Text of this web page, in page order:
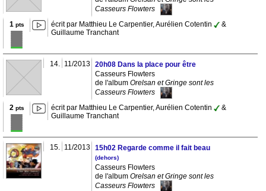
Casseurs Flowters
1 pts écrit par Matthieu Le Carpentier, Aurélien Cotentin
&
Guillaume Tranchant
14. 11/2013
20h08 Dans la place pour être
Casseurs Flowters
de l'album Orelsan et Gringe sont les
Casseurs Flowters
2 pts écrit par Matthieu Le Carpentier, Aurélien Cotentin
&
Guillaume Tranchant
15. 11/2013 15h02 Regarde comme il fait beau
(dehors)
Casseurs Flowters
de l'album Orelsan et Gringe sont les
Casseurs Flowters